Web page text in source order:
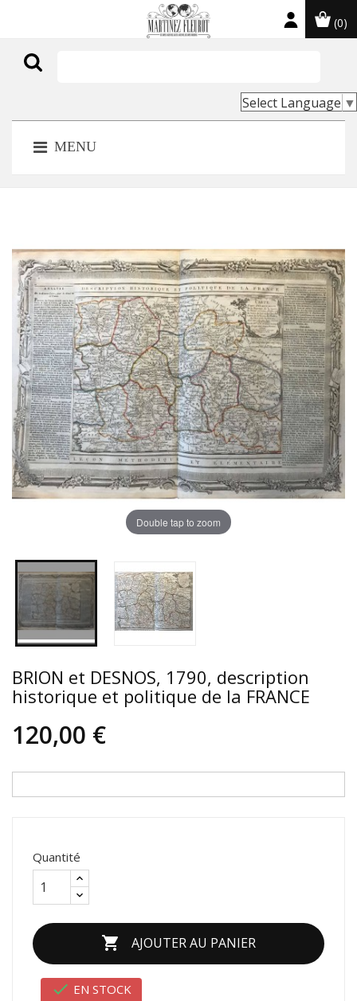
(0)
Select Language ▼
MENU
Double tap to zoom
BRION et DESNOS, 1790, description
historique et politique de la FRANCE
120,00 €
Quantité
 AJOUTER AU PANIER
 EN STOCK